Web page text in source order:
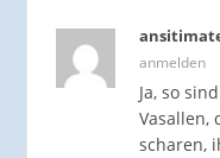
anmelden
Ja, so
Vasallen,
scharen,